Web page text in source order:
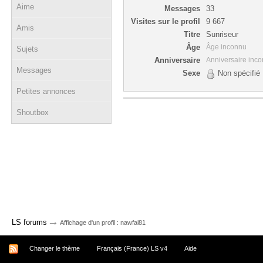
Aime
Amis
Sujets
Messages
Petites annonces
Shoutbox
Messages
33
Visites sur le profil
9 667
Titre
Sunriseur
Âge
Âge inconnu
Anniversaire Anniversaire
Sexe Non spécifié
LS forums → Affichage d'un profil : nawfal81
Changer le thème Français (France) LS v4 Aide